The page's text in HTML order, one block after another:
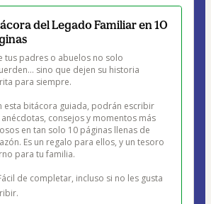
del Legado Familiar en 10
tus padres o abuelos no solo
sino que dejen su historia
para siempre.
esta bitácora guiada, podrán escribir
anécdotas, consejos y momentos más
en tan solo 10 páginas llenas de
Es un regalo para ellos, y un tesoro
para tu familia.
de completar, incluso si no les gusta